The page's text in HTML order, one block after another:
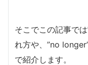
そこでこの記事で
れ方や、”no
で紹介します。